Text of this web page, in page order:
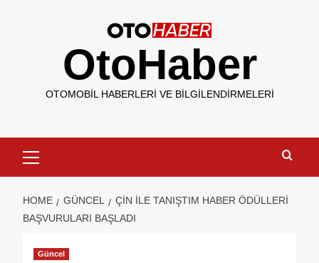
OtoHaber
OTOMOBIL HABERLERI VE BILGILENDIRMELERI
HOME GÜNCEL
ÇIN ILE TANIŞTIM HABER ÖDÜLLERI
BAŞVURULARI BAŞLADI
Güncel